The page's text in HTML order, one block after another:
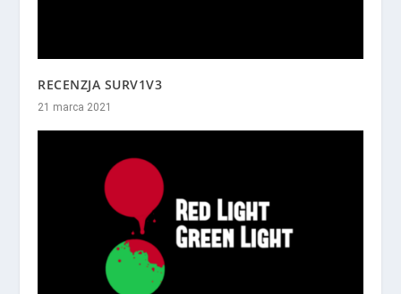
RECENZJA SURV1V3
21 marca 2021